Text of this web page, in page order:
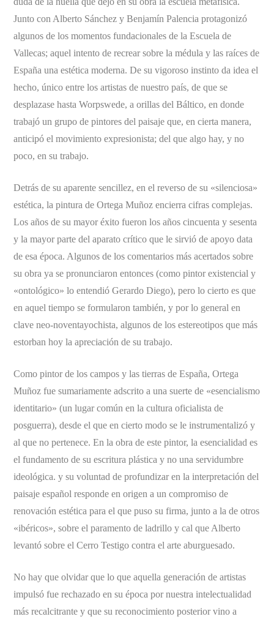
Junto con Alberto Sánchez y Benjamín Palencia protagonizó
algunos de los momentos fundacionales de la Escuela de
Vallecas; aquel intento de recrear sobre la médula y las raíces de
España una estética moderna. De su vigoroso instinto da idea el
hecho, único entre los artistas de nuestro país, de que se
desplazase hasta Worpswede, a orillas del Báltico, en donde
trabajó un grupo de pintores del paisaje que, en cierta manera,
anticipó el movimiento expresionista; del que algo hay, y no
poco, en su trabajo.
Detrás de su aparente sencillez, en el reverso de su «silenciosa»
estética, la pintura de Ortega Muñoz encierra cifras complejas.
Los años de su mayor éxito fueron los años cincuenta y sesenta
y la mayor parte del aparato crítico que le sirvió de apoyo data
de esa época. Algunos de los comentarios más acertados sobre
su obra ya se pronunciaron entonces (como pintor existencial y
«ontológico» lo entendió Gerardo Diego), pero lo cierto es que
en aquel tiempo se formularon también, y por lo general en
clave neo-noventayochista, algunos de los estereotipos que más
estorban hoy la apreciación de su trabajo.
Como pintor de los campos y las tierras de España, Ortega
Muñoz fue sumariamente adscrito a una suerte de «esencialismo
identitario» (un lugar común en la cultura oficialista de
posguerra), desde el que en cierto modo se le instrumentalizó y
al que no pertenece. En la obra de este pintor, la esencialidad es
el fundamento de su escritura plástica y no una servidumbre
ideológica. y su voluntad de profundizar en la interpretación del
paisaje español responde en origen a un compromiso de
renovación estética para el que puso su firma, junto a la de otros
«ibéricos», sobre el paramento de ladrillo y cal que Alberto
levantó sobre el Cerro Testigo contra el arte aburguesado.
No hay que olvidar que lo que aquella generación de artistas
impulsó fue rechazado en su época por nuestra intelectualidad
más recalcitrante y que su reconocimiento posterior vino a